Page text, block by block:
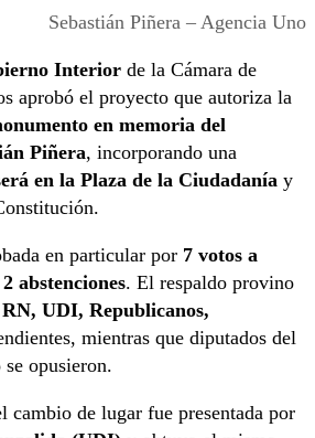
Sebastián Piñera – Agencia Uno
Interior de la Cámara de
aprobó el proyecto que autoriza la
en memoria del
Piñera, incorporando una
en la Plaza de la Ciudadanía y
en particular por 7 votos a
2 abstenciones. El respaldo provino
RN, UDI, Republicanos,
mientras que diputados del
se opusieron.
cambio de lugar fue presentada por